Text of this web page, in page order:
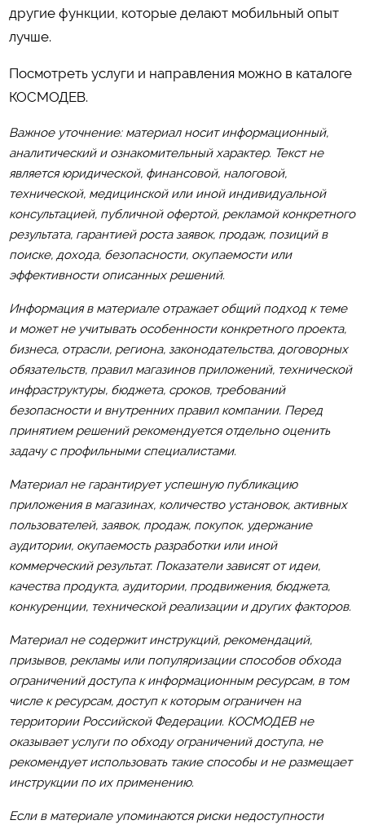
другие функции, которые делают мобильный опыт
лучше.
Посмотреть услуги и направления можно в каталоге
КОСМОДЕВ.
Важное уточнение: материал носит информационный,
аналитический и ознакомительный характер. Текст не
является юридической, финансовой, налоговой,
технической, медицинской или иной индивидуальной
консультацией, публичной офертой, рекламой конкретного
результата, гарантией роста заявок, продаж, позиций в
поиске, дохода, безопасности, окупаемости или
эффективности описанных решений.
Информация в материале отражает общий подход к теме
и может не учитывать особенности конкретного проекта,
бизнеса, отрасли, региона, законодательства, договорных
обязательств, правил магазинов приложений, технической
инфраструктуры, бюджета, сроков, требований
безопасности и внутренних правил компании. Перед
принятием решений рекомендуется отдельно оценить
задачу с профильными специалистами.
Материал не гарантирует успешную публикацию
приложения в магазинах, количество установок, активных
пользователей, заявок, продаж, покупок, удержание
аудитории, окупаемость разработки или иной
коммерческий результат. Показатели зависят от идеи,
качества продукта, аудитории, продвижения, бюджета,
конкуренции, технической реализации и других факторов.
Материал не содержит инструкций, рекомендаций,
призывов, рекламы или популяризации способов обхода
ограничений доступа к информационным ресурсам, в том
числе к ресурсам, доступ к которым ограничен на
территории Российской Федерации. КОСМОДЕВ не
оказывает услуги по обходу ограничений доступа, не
рекомендует использовать такие способы и не размещает
инструкции по их применению.
Если в материале упоминаются риски недоступности